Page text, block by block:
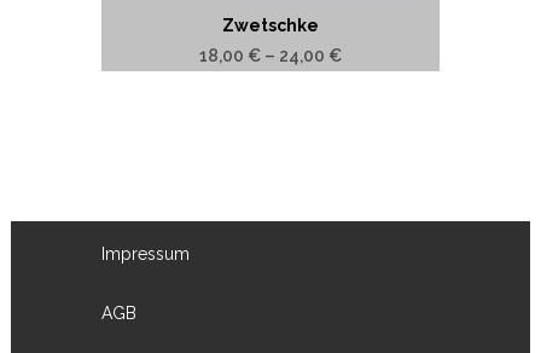
Zwetschke
18,00 € – 24,00 €
Impressum
AGB